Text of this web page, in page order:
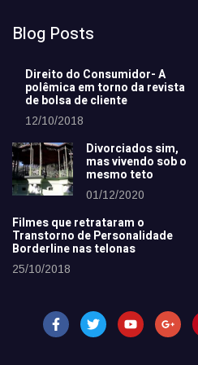
Blog Posts
Direito do Consumidor- A
polêmica em torno da revista
de bolsa de cliente
12/10/2018
Divorciados sim,
mas vivendo sob o
mesmo teto
01/12/2020
Filmes que retrataram o
Transtorno de Personalidade
Borderline nas telonas
25/10/2018